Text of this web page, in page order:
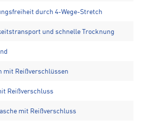
durch 4-Wege-Stretch
und schnelle Trocknung
mit Reißverschlüssen
Reißverschluss
mit Reißverschluss